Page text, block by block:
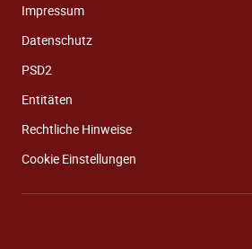
Impressum
Datenschutz
PSD2
Entitäten
Rechtliche Hinweise
Cookie Einstellungen